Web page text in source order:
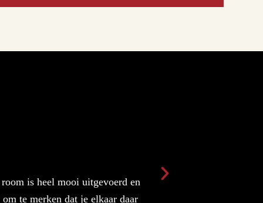
is heel mooi uitgevoerd en
te merken dat je elkaar daar